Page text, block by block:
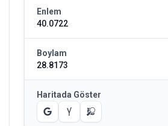
Enlem
40.0722
Boylam
28.8173
Haritada Göster